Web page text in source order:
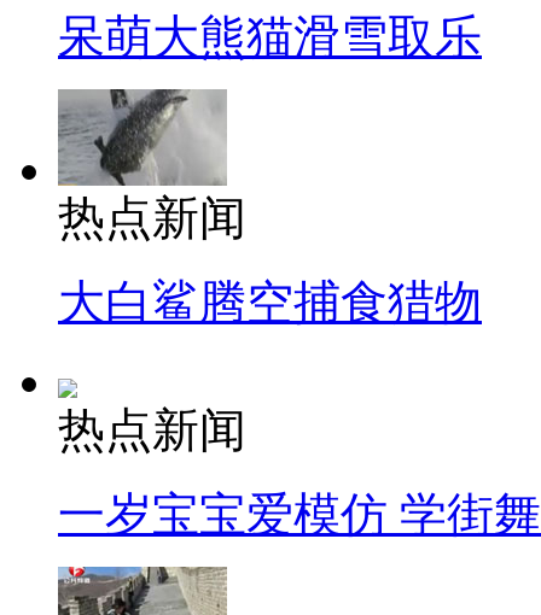
呆萌大熊猫滑雪取乐
热点新闻
大白鲨腾空捕食猎物
热点新闻
一岁宝宝爱模仿 学街